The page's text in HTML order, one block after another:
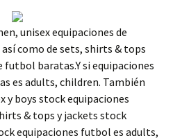
unisex equipaciones de
como de sets, shirts & tops
futbol baratas.Y si equipaciones
es adults, children. También
y boys stock equipaciones
& tops y jackets stock
equipaciones futbol es adults,